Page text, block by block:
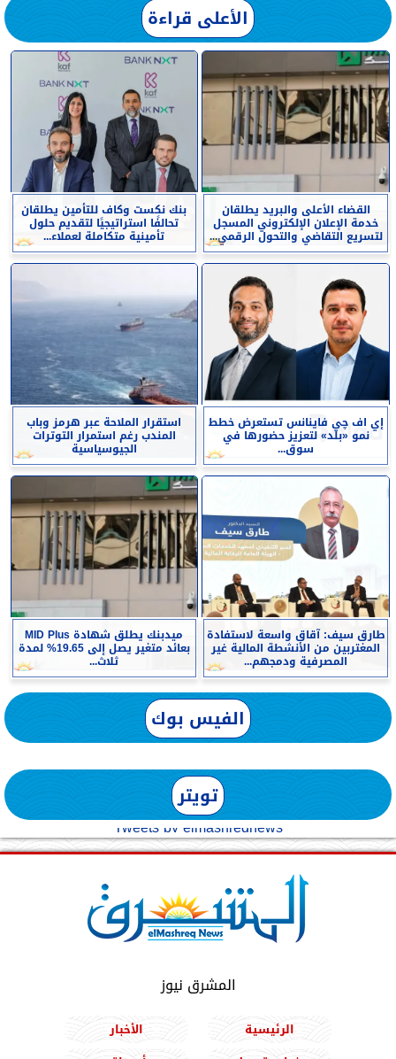
الأعلى قراءة
القضاء الأعلى والبريد يطلقان
خدمة الإعلان الإلكتروني المسجل
لتسريع التقاضي والتحول الرقمي...
بنك نكست وكاف للتأمين يطلقان
تحالفًا استراتيجيًا لتقديم حلول
تأمينية متكاملة لعملاء...
إي اف چي فاينانس تستعرض خطط
نمو «بلد» لتعزيز حضورها في
سوق...
استقرار الملاحة عبر هرمز وباب
المندب رغم استمرار التوترات
الجيوسياسية
طارق سيف: آقاق واسعة لاستفادة
المغتربين من الأنشطة المالية غير
المصرفية ودمجهم...
ميدبنك يطلق شهادة MID Plus
بعائد متغير يصل إلى 19.65% لمدة
ثلاث...
الفيس بوك
تويتر
Tweets by elmashreqnews
المشرق نيوز
الرئيسية
الأخبار